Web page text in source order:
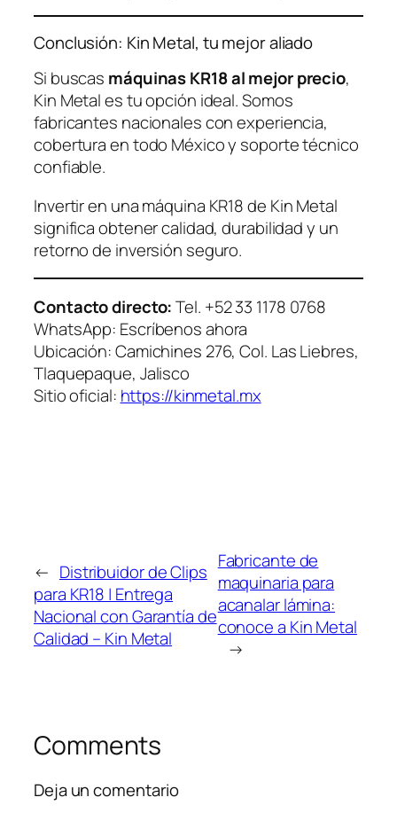
Conclusión: Kin Metal, tu mejor aliado
Si buscas máquinas KR18 al mejor precio,
Kin Metal es tu opción ideal. Somos
fabricantes nacionales con experiencia,
cobertura en todo México y soporte técnico
confiable.
Invertir en una máquina KR18 de Kin Metal
significa obtener calidad, durabilidad y un
retorno de inversión seguro.
Contacto directo:Tel. +52 33 1178 0768
WhatsApp: Escríbenos ahora
Ubicación: Camichines 276, Col. Las Liebres,
Tlaquepaque, Jalisco
Sitio oficial: https://kinmetal.mx
← Distribuidor de Clips
para KR18 | Entrega
Nacional con Garantía de
Calidad – Kin Metal
Fabricante de
maquinaria para
acanalar lámina:
conoce a Kin Metal
→
Comments
Deja un comentario